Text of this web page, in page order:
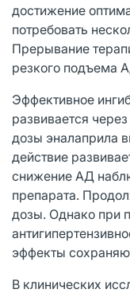
достижение
потребовать
Прерывание
резкого подъема
Эффективное
развивается
дозы эналаприла
действие
снижение АД
препарата.
дозы. Однако при
эффекты
В клинических